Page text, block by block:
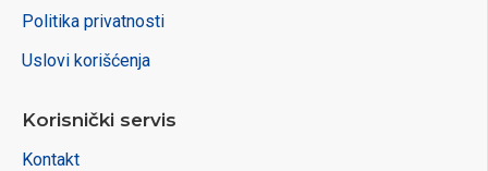
Politika privatnosti
Uslovi korišćenja
Korisnički servis
Kontakt